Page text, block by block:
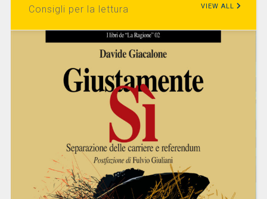
Consigli per la lettura VIEW ALL